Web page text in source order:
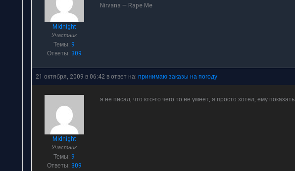
Midnight
Участник
Темы: 9
Ответы: 309
Nirvana — Rape Me
21 октября, 2009 в 06:42 в ответ на: принимаю заказы на погоду
Midnight
Участник
Темы: 9
Ответы: 309
я не писал, что кто-то чего то не умеет, я просто хотел, ему